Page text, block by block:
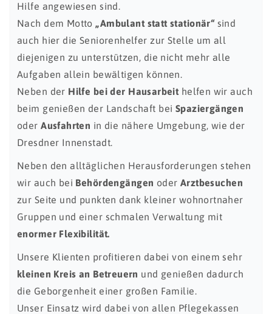
Hilfe angewiesen sind.
Nach dem Motto
„Ambulant statt stationär“ sind
auch hier die Seniorenhelfer zur Stelle um all
diejenigen zu unterstützen, die nicht mehr alle
Aufgaben allein bewältigen können.
Neben der Hilfe bei der Hausarbeit helfen wir auch
beim genießen der Landschaft bei Spaziergängen
oderAusfahrten in die nähere Umgebung, wie der
Dresdner Innenstadt.
Neben den alltäglichen Herausforderungen stehen
wir auch bei Behördengängen oder Arztbesuchen
zur Seite und punkten dank kleiner wohnortnaher
Gruppen und einer schmalen Verwaltung mit
enormer Flexibilität.
Unsere Klienten profitieren dabei von einem sehr
kleinen Kreis an Betreuern und genießen dadurch
die Geborgenheit einer großen Familie.
Unser Einsatz wird dabei von allen Pflegekassen